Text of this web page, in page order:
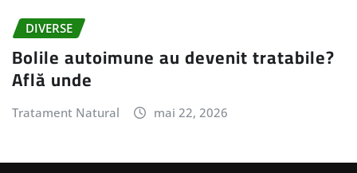
DIVERSE
Bolile autoimune au devenit tratabile?
Află unde
Tratament Natural mai 22, 2026